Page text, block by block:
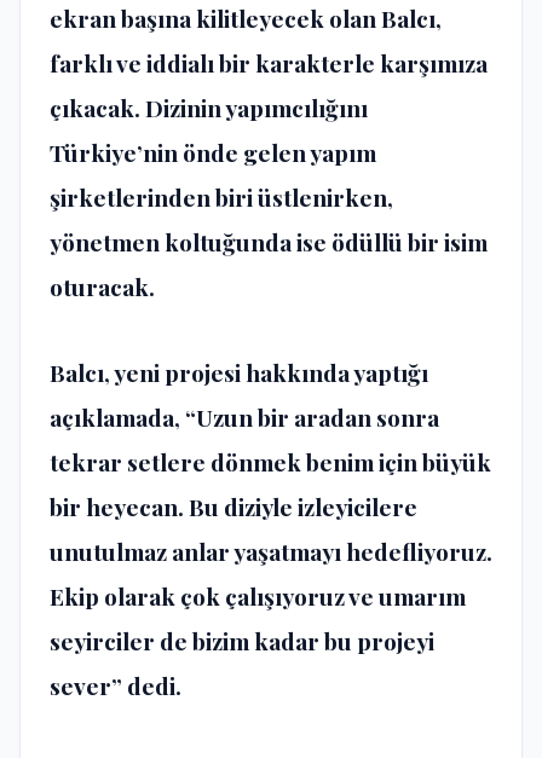
ekran başına kilitleyecek olan Balcı,
farklı ve iddialı bir karakterle karşımıza
çıkacak. Dizinin yapımcılığını
Türkiye’nin önde gelen yapım
şirketlerinden biri üstlenirken,
yönetmen koltuğunda ise ödüllü bir isim
oturacak.
Balcı, yeni projesi hakkında yaptığı
açıklamada, “Uzun bir aradan sonra
tekrar setlere dönmek benim için büyük
bir heyecan. Bu diziyle izleyicilere
unutulmaz anlar yaşatmayı hedefliyoruz.
Ekip olarak çok çalışıyoruz ve umarım
seyirciler de bizim kadar bu projeyi
sever” dedi.